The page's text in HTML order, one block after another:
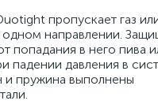
пропускает газ
направлении.
попадания в него пива
падении давления в
и пружина выполнены